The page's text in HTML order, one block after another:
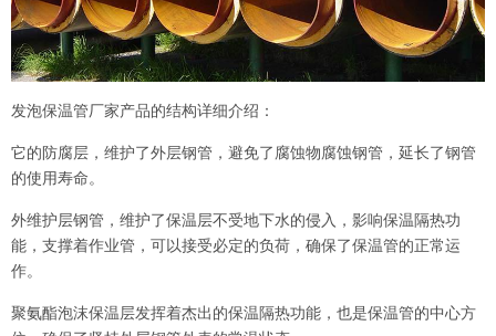
发泡保温管厂家产品的结构详细介绍：
它的防腐层，维护了外层钢管，避免了腐蚀物腐蚀钢管，延长了钢管
的使用寿命。
外维护层钢管，维护了保温层不受地下水的侵入，影响保温隔热功
能，支撑着作业管，可以接受必定的负荷，确保了保温管的正常运
作。
聚氨酯泡沫保温层发挥着杰出的保温隔热功能，也是保温管的中心方